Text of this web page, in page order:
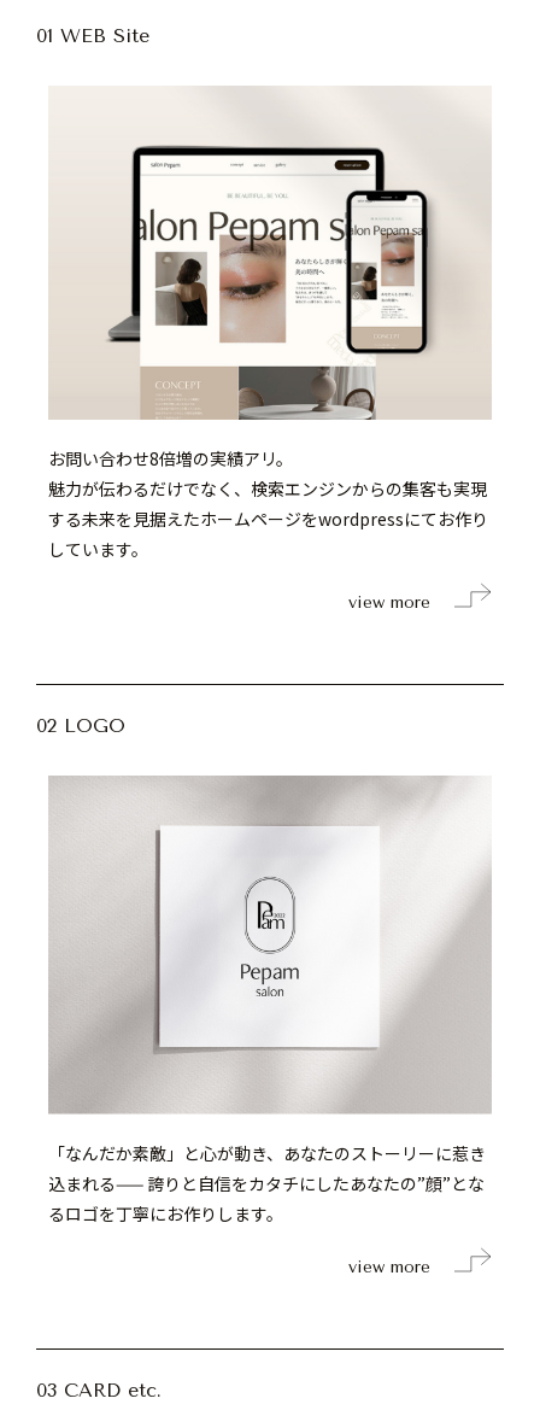
01 WEB Site
お問い合わせ8倍増の実績アリ。
魅力が伝わるだけでなく、検索エンジンからの集客も実現
する未来を見据えたホームページをwordpressにてお作り
しています。
view more
02 LOGO
「なんだか素敵」と心が動き、あなたのストーリーに惹き
込まれる—— 誇りと自信をカタチにしたあなたの”顔”とな
るロゴを丁寧にお作りします。
view more
03 CARD etc.